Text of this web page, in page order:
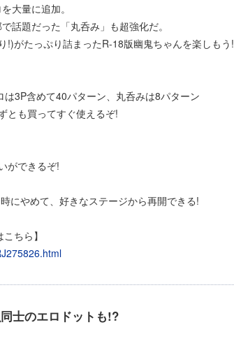
大量に追加。
話題だった「丸呑み」も超強化だ。
!)がたっぷり詰まったR-18版幽鬼ちゃんを楽しもう!
3P含めて40パターン、丸呑みは8パターン
とも買ってすぐ使えるぞ!
ができるぞ!
にやめて、好きなステージから再開できる!
ちら】
士のエロドットも!?